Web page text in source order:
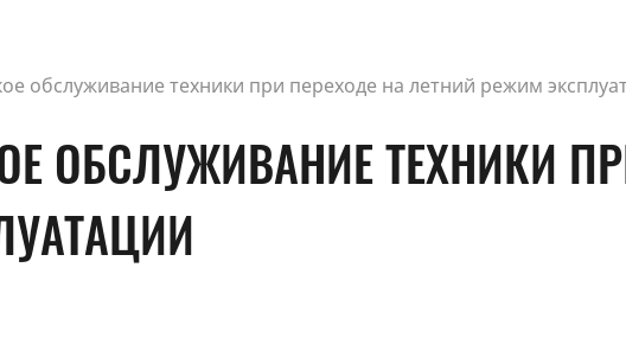
обслуживание техники при переходе на летний режим
ОБСЛУЖИВАНИЕ ТЕХНИКИ